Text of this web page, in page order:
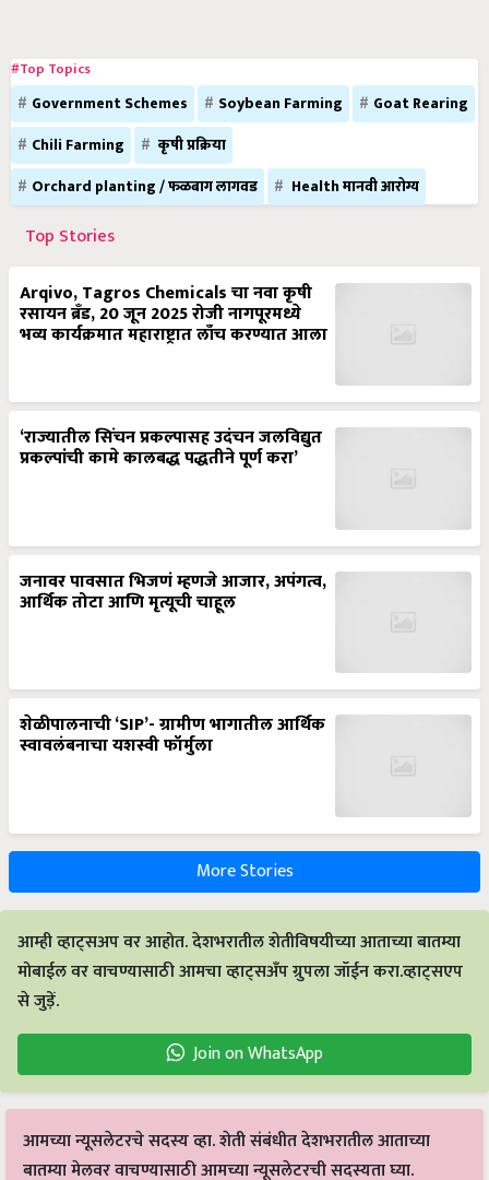
#Top Topics
Government Schemes Soybean Farming
Goat Rearing
Chili Farming
कृषी प्रक्रिया
Orchard planting / फळबाग लागवड
Health मानवी आरोग्य
Top Stories
Arqivo, Tagros Chemicals चा नवा कृषी
रसायन ब्रँड, 20 जून 2025 रोजी नागपूरमध्ये
भव्य कार्यक्रमात महाराष्ट्रात लाँच करण्यात आला
‘राज्यातील सिंचन प्रकल्पासह उदंचन जलविद्युत
प्रकल्पांची कामे कालबद्ध पद्धतीने पूर्ण करा’
जनावर पावसात भिजणं म्हणजे आजार, अपंगत्व,
आर्थिक तोटा आणि मृत्यूची चाहूल
शेळीपालनाची ‘SIP’- ग्रामीण भागातील आर्थिक
स्वावलंबनाचा यशस्वी फॉर्मुला
More Stories
आम्ही व्हाट्सअप वर आहोत. देशभरातील शेतीविषयीच्या आताच्या बातम्या
मोबाईल वर वाचण्यासाठी आमचा व्हाट्सअँप ग्रुपला जॉईन करा.व्हाट्सएप
से जुड़ें.
Join on WhatsApp
आमच्या न्यूसलेटरचे सदस्य व्हा. शेती संबंधीत देशभरातील आताच्या
बातम्या मेलवर वाचण्यासाठी आमच्या न्यूसलेटरची सदस्यता घ्या.